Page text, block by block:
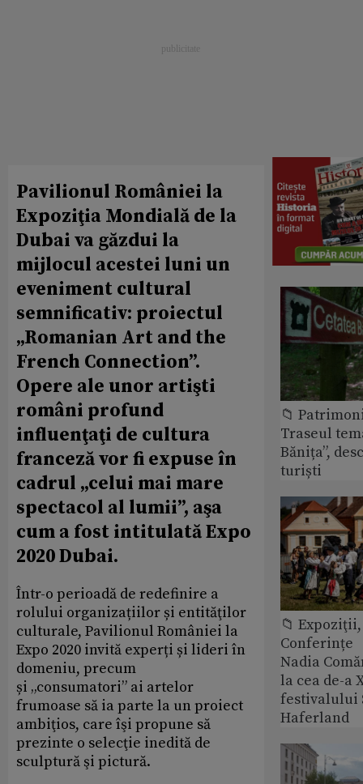
Pavilionul României la
Expoziţia Mondială de la
Dubai va găzdui la
mijlocul acestei luni un
eveniment cultural
semnificativ: proiectul
„Romanian Art and the
French Connection”.
Opere ale unor artişti
români profund
influenţaţi de cultura
franceză vor fi expuse în
cadrul „celui mai mare
spectacol al lumii”, aşa
cum a fost intitulată Expo
2020 Dubai.
Într-o perioadă de redefinire a
rolului organizațiilor și entităţilor
culturale, Pavilionul României la
Expo 2020 invită experți și lideri în
domeniu, precum
și „consumatori” ai artelor
frumoase să ia parte la un proiect
ambiţios, care îşi propune să
prezinte o selecţie inedită de
sculptură şi pictură.
📁
Traseul
Bănița”,
turiști
📁
Conferințe
Nadia
la cea de-a
festivalului
Haferland